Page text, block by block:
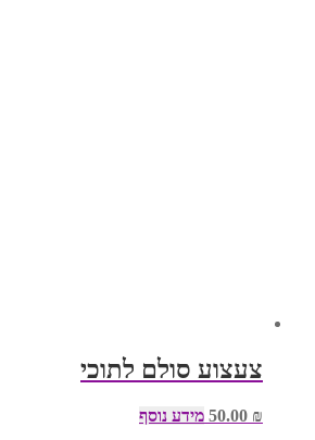
צעצוע סולם לתוכי
₪ מידע נוסף